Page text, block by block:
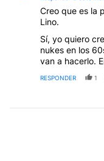
Creo que es la
Lino.
Sí, yo quiero
nukes en los
van a hacerlo.
RESPONDER 1